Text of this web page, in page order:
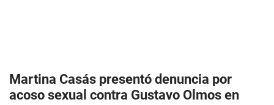
Martina Casás presentó denuncia por
acoso sexual contra Gustavo Olmos en